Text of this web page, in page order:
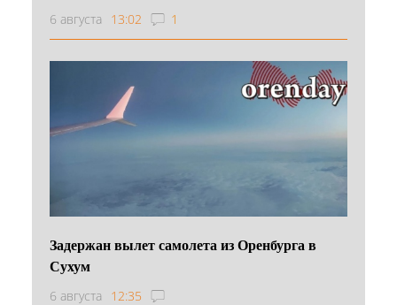
6 августа 13:02 1
Задержан вылет самолета из Оренбурга в
Сухум
6 августа 12:35